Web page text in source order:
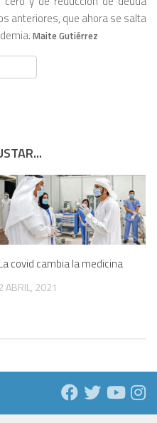
anteriores, que ahora se salta
Maite Gutiérrez
covid cambia la medicina
ABRIL, 2021